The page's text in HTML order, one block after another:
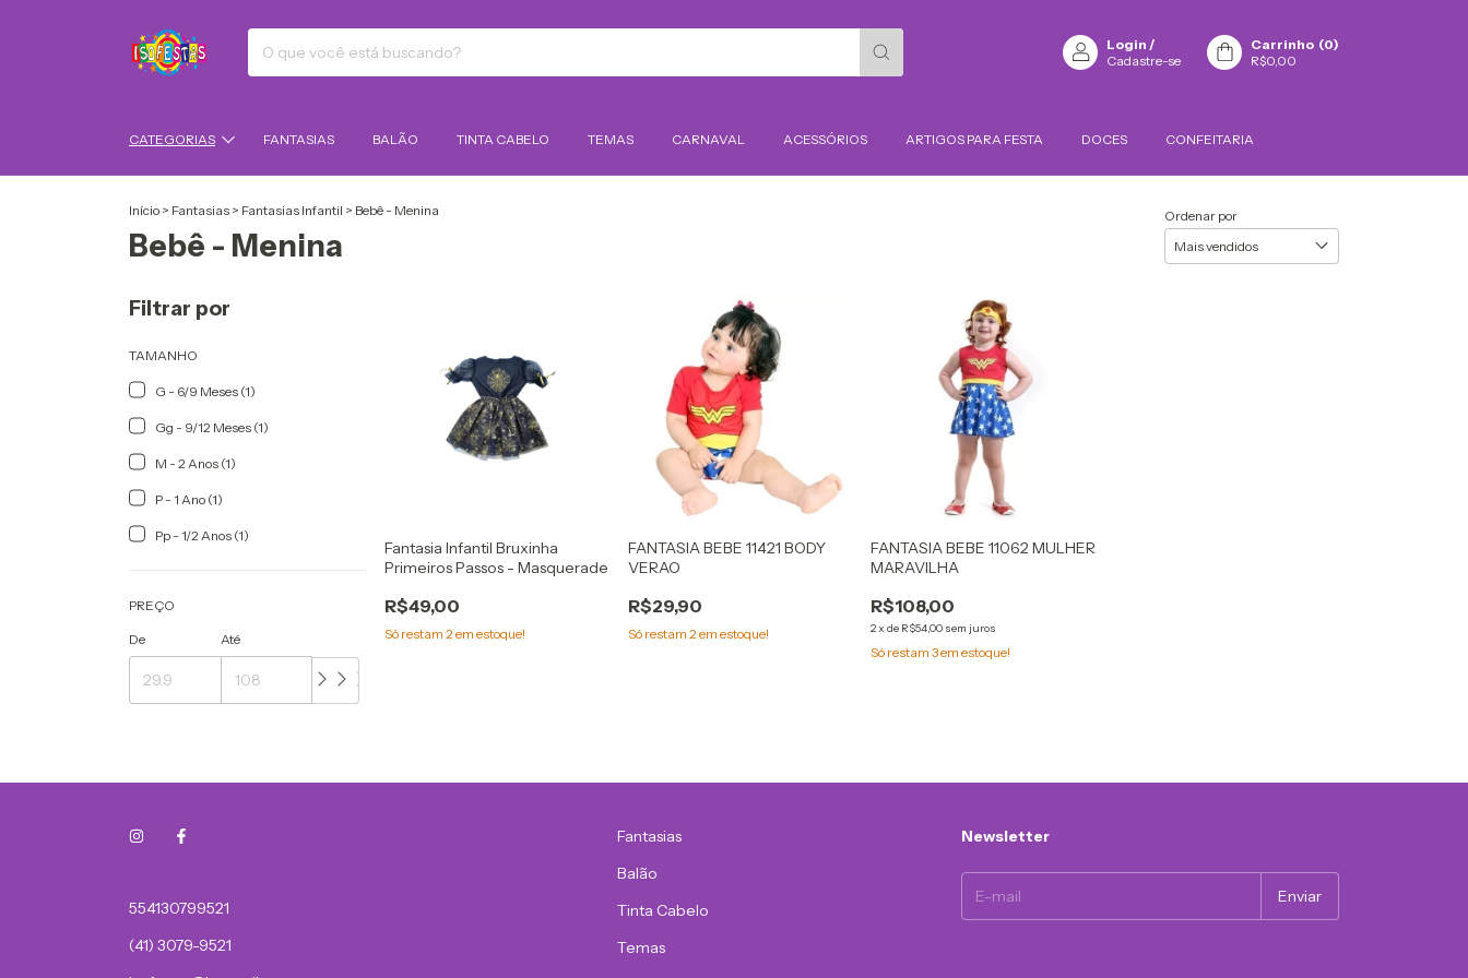
Login /
Cadastre-se
Carrinho (0)
R$0,00
CATEGORIAS FANTASIAS BALÃO TINTA CABELO TEMAS CARNAVAL ACESSÓRIOS ARTIGOS PARA FESTA DOCES CONFEITARIA
Início > Fantasias > Fantasias Infantil > Bebê - Menina
Bebê - Menina
Ordenar por
Filtrar por
TAMANHO
G - 6/9 Meses (1)
Gg - 9/12 Meses (1)
M - 2 Anos (1)
P - 1 Ano (1)
Pp - 1/2 Anos (1)
PREÇO
De Até
Fantasia Infantil Bruxinha
Primeiros Passos - Masquerade
R$49,00
Só restam2em estoque!
FANTASIA BEBE 11421 BODY
VERAO
R$29,90
Só restam 2em estoque!
FANTASIA BEBE 11062 MULHER
MARAVILHA
R$108,00
2xde R$54,00 sem juros
Só restam3em estoque!
554130799521
(41) 3079-9521
Fantasias
Balão
Tinta Cabelo
Temas
Newsletter